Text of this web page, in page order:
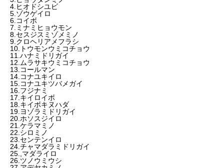
4.ヒオドシユビ
5.ゾウゲイロ
6.コイボ
7.ミナミヒョウモン
8.セスジスミゾメミノ
9.クロヘリアメフラシ
10.トウモンウミコチョウ
11.ハナミドリガイ
12.ムラサキウミコチョウ
13.コールマン
14.コナユキイロ
15.コナユキツバメガイ
16.フジナミ
17.キイロイボ
18.キイボキヌハダ
19.ヨゾラミドリガイ
20.ホソスジイロ
21.ケラマミノ
22.シロミノ
23.センテンイロ
24.チャマダラミドリガイ
25.,マダライロ
26.ツノウミウシ